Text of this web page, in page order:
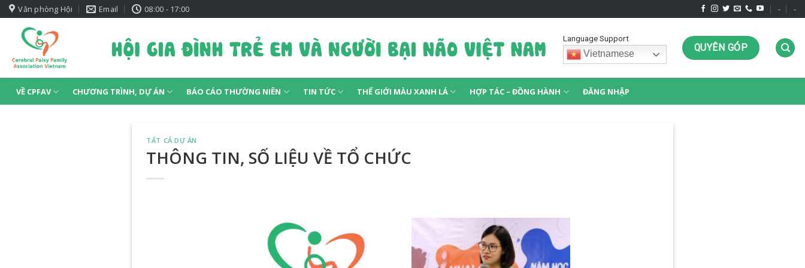
Skip
to
content
Văn phòng Hội Email 08:00 - 17:00 - -
Language Support
Vietnamese QUYÊN GÓP
VỀ CPFAV CHƯƠNG TRÌNH, DỰ ÁN BÁO CÁO THƯỜNG NIÊN TIN TỨC THẾ GIỚI MÀU XANH LÁ HỢP TÁC – ĐỒNG HÀNH ĐĂNG NHẬP
TẤT CẢ DỰ ÁN
THÔNG TIN, SỐ LIỆU VỀ TỔ CHỨC